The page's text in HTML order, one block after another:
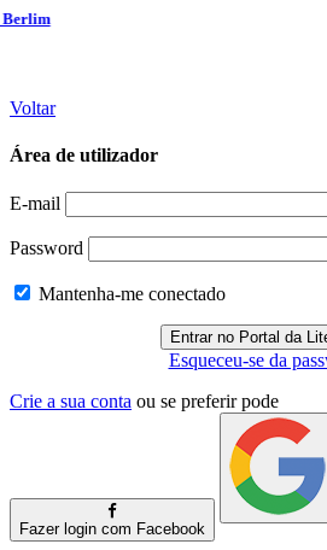
Voltar
Área de utilizador
E-mail
Password
Mantenha-me conectado
Esqueceu-se da
Crie a sua conta ou se preferir pode
Fazer login com Facebook